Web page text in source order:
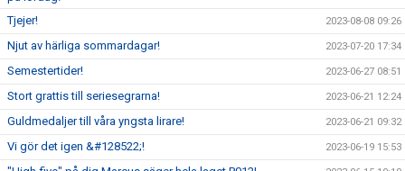
Tjejer! 2023-08-08 09:26
Njut av härliga sommardagar! 2023-07-20 17:34
Semestertider! 2023-06-27 08:51
Stort grattis till seriesegrarna! 2023-06-21 12:24
Guldmedaljer till våra yngsta lirare! 2023-06-21 09:32
Vi gör det igen &#128522;! 2023-06-19 15:53